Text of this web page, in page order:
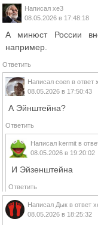
Написал xe3
08.05.2026 в 17:48:18
А минюст России
например.
Ответить
Написал coen в ответ
08.05.2026 в 17:50:43
А Эйнштейна?
Ответить
Написал kermit в
08.05.2026 в 19:20:02
И Эйзенштейна
Ответить
Написал Дык в ответ
08.05.2026 в 18:25:32